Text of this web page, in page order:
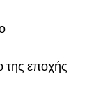
της εποχής